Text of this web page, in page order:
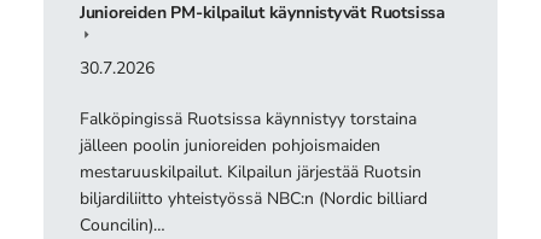
Junioreiden PM-kilpailut käynnistyvät Ruotsissa
30.7.2026
Falköpingissä Ruotsissa käynnistyy torstaina
jälleen poolin junioreiden pohjoismaiden
mestaruuskilpailut. Kilpailun järjestää Ruotsin
biljardiliitto yhteistyössä NBC:n (Nordic billiard
Councilin)…